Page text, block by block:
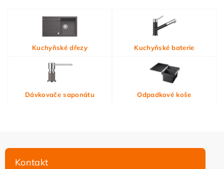
Vložením hodnocení souhlasíte s
podmínkami ochrany
osobních údajů
Kuchyňské dřezy Kuchyňské baterie
Dávkovače saponátu Odpadkové koše
Kontakt